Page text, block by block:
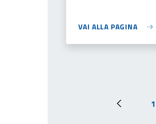
VAI ALLA PAGINA
Pagina
1